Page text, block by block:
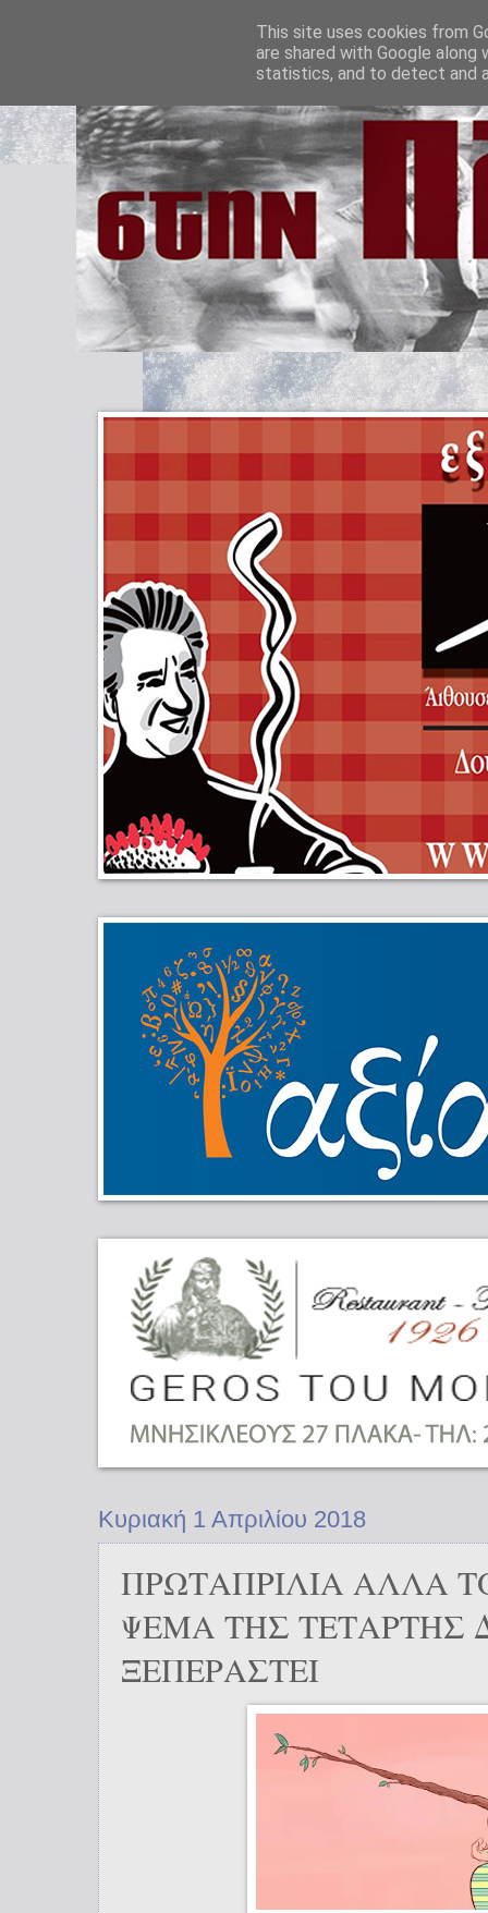
Κυριακή 1 Απριλίου 2018
ΠΡΩΤΑΠΡΙΛΙΑ ΑΛΛΑ
ΨΕΜΑ ΤΗΣ ΤΕΤΑΡΤΗΣ
ΞΕΠΕΡΑΣΤΕΙ
This site uses cookies from
are shared with Google
statistics, and to detect and